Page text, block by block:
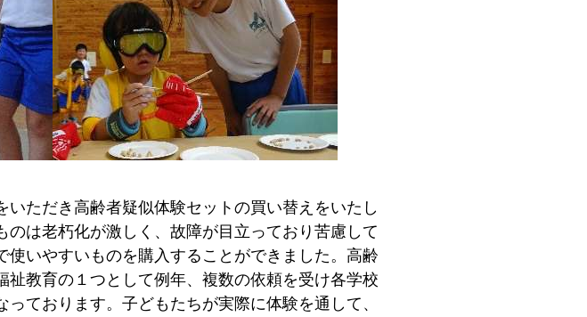
ただき高齢者疑似体験セットの買い替えをいたし
のは老朽化が激しく、故障が目立っており苦慮して
使いやすいものを購入することができました。高齢
祉教育の１つとして例年、複数の依頼を受け各学校
ております。子どもたちが実際に体験を通して、